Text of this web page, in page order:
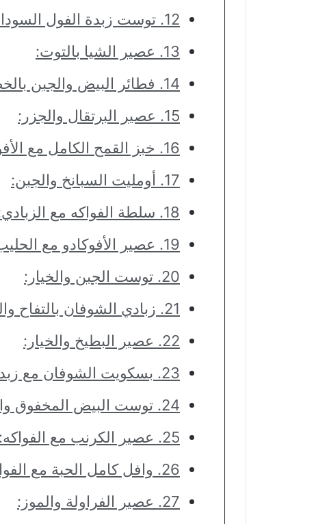
12. توست زبدة الفول السوداني والموز:
13. عصير الشيا بالتوت:
14. فطائر البيض والجبن بالخضروات:
15. عصير البرتقال والجزر:
16. خبز القمح الكامل مع الأفوكادو والطماطم:
17. أومليت السبانخ والجبن:
18. سلطة الفواكه مع الزبادي:
19. عصير الأفوكادو مع الحليب:
20. توست الجبن والخيار:
21. زبادي الشوفان بالتفاح والقرفة:
22. عصير البطيخ والخيار:
23. بسكويت الشوفان مع زبدة الفول السوداني:
24. توست البيض المخفوق والأفوكادو:
25. عصير الكرنب مع الفواكه:
26. وافل كامل الحبة مع الفواكه والعسل:
27. عصير الفراولة والموز: